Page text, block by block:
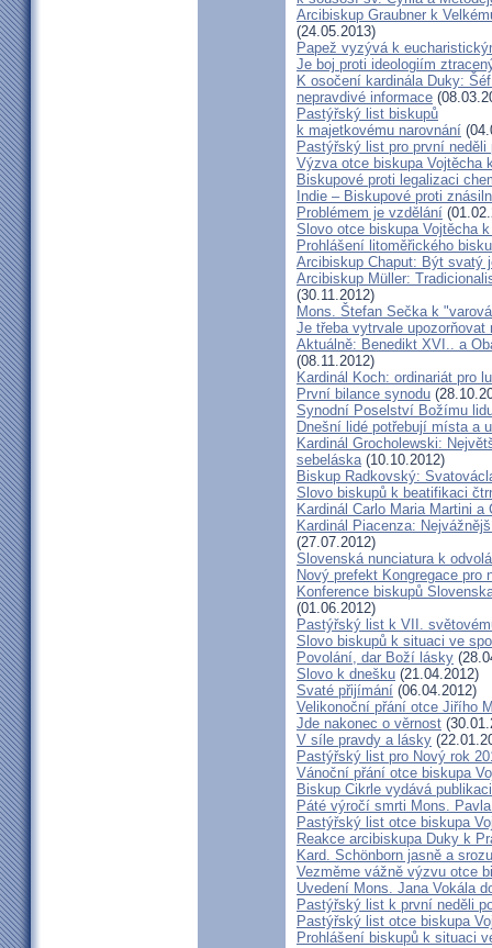
Arcibiskup Graubner k
(24.05.2013)
Papež vyzývá k
Je boj proti ideologiím
K osočení kardinála Duky:
nepravdivé informace
Pastýřský list biskupů
k majetkovému narovnání
Pastýřský list pro první neděli
Výzva otce biskupa Vojtěcha
Biskupové proti legalizaci
Indie – Biskupové proti
Problémem je vzdělání
Slovo otce biskupa Vojtěcha
Prohlášení litoměřického
Arcibiskup Chaput: Být svatý
Arcibiskup Müller:
(30.11.2012)
Mons. Štefan Sečka k
Je třeba vytrvale
Aktuálně: Benedikt XVI.. a
(08.11.2012)
Kardinál Koch: ordinariát pro
První bilance synodu
Synodní Poselství Božímu
Dnešní lidé potřebují místa a
Kardinál Grocholewski:
sebeláska(10.10.2012)
Biskup Radkovský:
Slovo biskupů k beatifikaci
Kardinál Carlo Maria Martini
Kardinál Piacenza:
(27.07.2012)
Slovenská nunciatura k
Nový prefekt Kongregace pro
Konference biskupů
(01.06.2012)
Pastýřský list k VII.
Slovo biskupů k situaci ve
Povolání, dar Boží lásky
Slovo k dnešku (21.04.2012)
Svaté přijímání (06.04.2012)
Velikonoční přání otce Jiřího
Jde nakonec o věrnost
V síle pravdy a lásky
Pastýřský list pro Nový rok
Vánoční přání otce biskupa
Biskup Cikrle vydává
Páté výročí smrti Mons.
Pastýřský list otce biskupa
Reakce arcibiskupa Duky k
Kard. Schönborn jasně a
Vezměme vážně výzvu otce
Uvedení Mons. Jana Vokála
Pastýřský list k první neděli
Pastýřský list otce biskupa
Prohlášení biskupů k situaci